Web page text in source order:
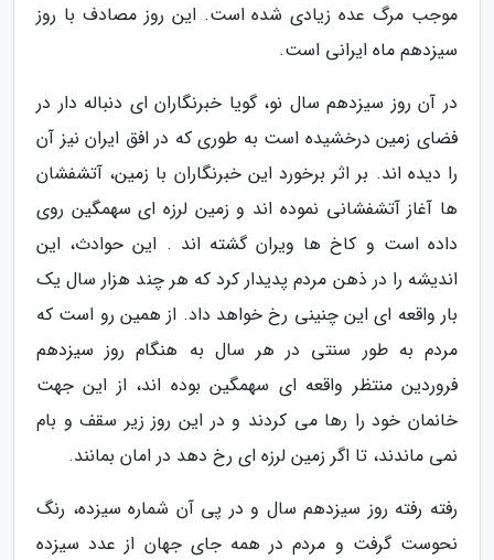
موجب مرگ عده زیادی شده است. این روز مصادف با روز
سیزدهم ماه ایرانی است.
در آن روز سیزدهم سال نو، گویا خبرنگاران ای دنباله دار در
فضای زمین درخشیده است به طوری که در افق ایران نیز آن
را دیده اند. بر اثر برخورد این خبرنگاران با زمین، آتشفشان
ها آغاز آتشفشانی نموده اند و زمین لرزه ای سهمگین روی
داده است و کاخ ها ویران گشته اند . این حوادث، این
اندیشه را در ذهن مردم پدیدار کرد که هر چند هزار سال یک
بار واقعه ای این چنینی رخ خواهد داد. از همین رو است که
مردم به طور سنتی در هر سال به هنگام روز سیزدهم
فروردین منتظر واقعه ای سهمگین بوده اند، از این جهت
خانمان خود را رها می کردند و در این روز زیر سقف و بام
نمی ماندند، تا اگر زمین لرزه ای رخ دهد در امان بمانند.
رفته رفته روز سیزدهم سال و در پی آن شماره سیزده، رنگ
نحوست گرفت و مردم در همه جای جهان از عدد سیزده